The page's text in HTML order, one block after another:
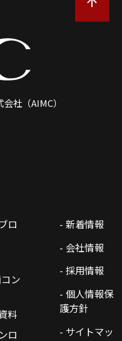
社（AIMC）
ロ
ン
料
ロ
- 新着情報
- 会社情報
- 採用情報
- 個人情報保
護方針
- サイトマッ